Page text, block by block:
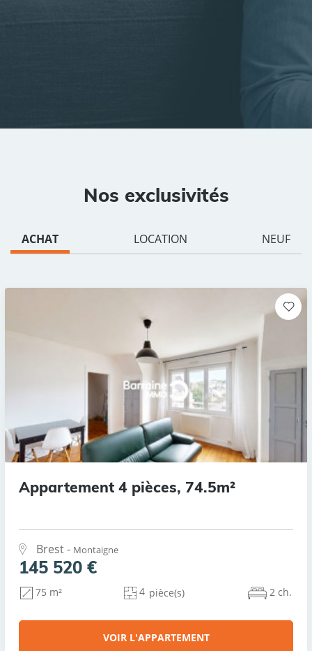
Nos exclusivités
ACHAT LOCATION NEUF
Appartement 4 pièces, 74.5m²
Brest - Montaigne
145 520 €
75 m² 4 pièce(s) 2 ch.
VOIR L'APPARTEMENT